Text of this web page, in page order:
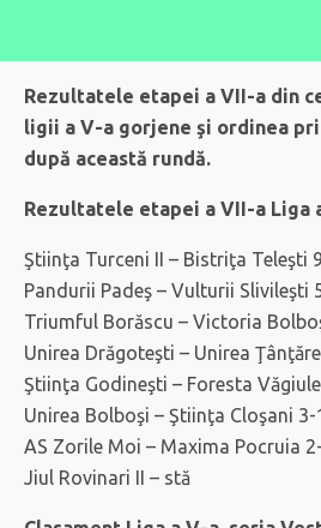
Rezultatele etapei a VII-a din
ligii a V-a gorjene şi ordinea
după această rundă.
Rezultatele etapei a VII-a Liga
Ştiinţa Turceni II – Bistriţa Teleşti
Pandurii Padeş – Vulturii Slivileşti
Triumful Borăscu – Victoria
Unirea Drăgoteşti – Unirea
Ştiinţa Godineşti – Foresta
Unirea Bolboşi – Ştiinţa Cloşani 3-
AS Zorile Moi – Maxima Pocruia
Jiul Rovinari II – stă